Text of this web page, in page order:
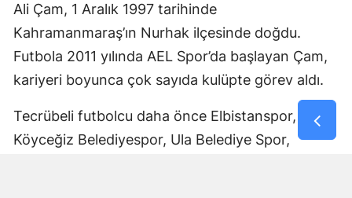
Ali Çam, 1 Aralık 1997 tarihinde
Kahramanmaraş’ın Nurhak ilçesinde doğdu.
Futbola 2011 yılında AEL Spor’da başlayan Çam,
kariyeri boyunca çok sayıda kulüpte görev aldı.
Tecrübeli futbolcu daha önce Elbistanspor,
Köyceğiz Belediyespor, Ula Belediye Spor,